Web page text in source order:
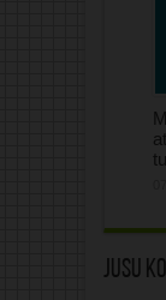
Jūsu